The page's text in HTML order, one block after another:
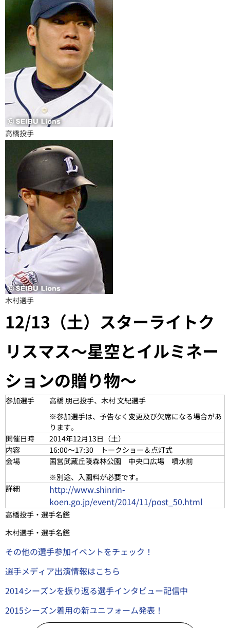
高橋投手
木村選手
12/13（土）スターライトク
リスマス～星空とイルミネー
ションの贈り物～
参加選手
高橋 朋己投手、木村 文紀選手
※参加選手は、予告なく変更及び欠席になる場合があ
ります。
開催日時
2014年12月13日（土）
内容
16:00～17:30 トークショー＆点灯式
会場
国営武蔵丘陵森林公園 中央口広場 噴水前
※別途、入園料が必要です。
詳細
http://www.shinrin-
koen.go.jp/event/2014/11/post_50.html
高橋投手・選手名鑑
木村選手・選手名鑑
その他の選手参加イベントをチェック！
選手メディア出演情報はこちら
2014シーズンを振り返る選手インタビュー配信中
2015シーズン着用の新ユニフォーム発表！